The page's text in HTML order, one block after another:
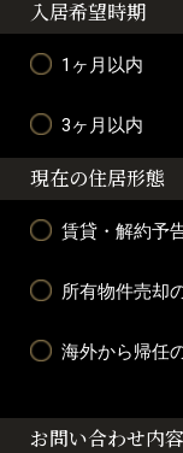
入居希望時期
1ヶ月以内
3ヶ月以内
現在の住居形態
賃貸・解約予
所有物件売却
海外から帰任
お問い合わせ内容